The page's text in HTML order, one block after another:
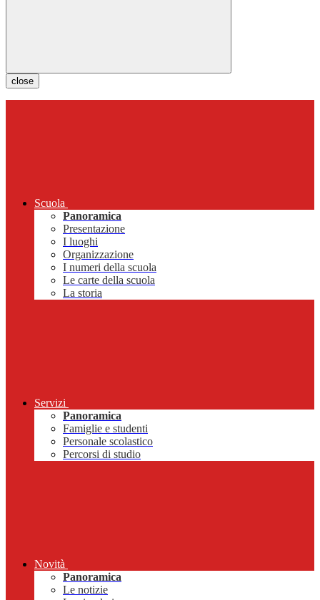
close
Scuola
Panoramica
Presentazione
I luoghi
Organizzazione
I numeri della scuola
Le carte della scuola
La storia
Servizi
Panoramica
Famiglie e studenti
Personale scolastico
Percorsi di studio
Novità
Panoramica
Le notizie